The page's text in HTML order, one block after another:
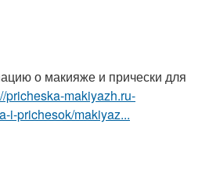
о макияже и прически для
pricheska-makiyazh.ru-
i-prichesok/makiyaz...